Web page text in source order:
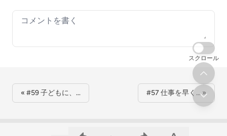
Your comment
« #59 子どもに、… #57 仕事を早く… »
スクロール